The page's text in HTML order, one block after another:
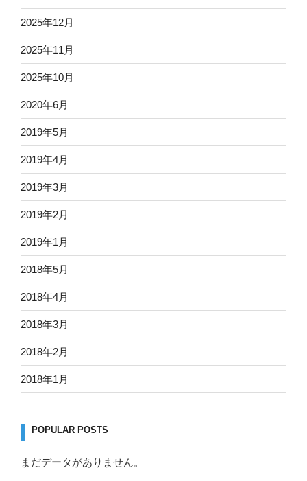
2025年12月
2025年11月
2025年10月
2020年6月
2019年5月
2019年4月
2019年3月
2019年2月
2019年1月
2018年5月
2018年4月
2018年3月
2018年2月
2018年1月
POPULAR POSTS
まだデータがありません。